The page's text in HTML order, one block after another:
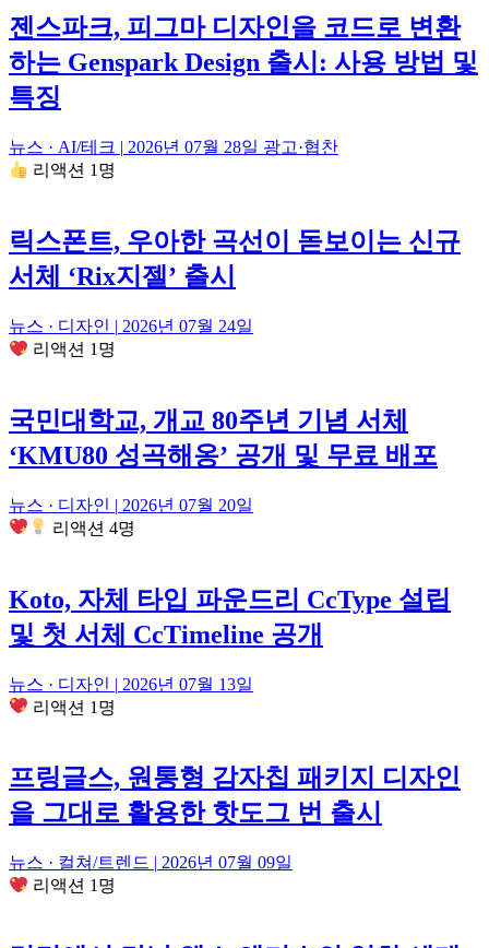
젠스파크, 피그마 디자인을 코드로 변환
하는 Genspark Design 출시: 사용 방법 및
특징
뉴스 · AI/테크 | 2026년 07월 28일 광고·협찬
리액션 1명
릭스폰트, 우아한 곡선이 돋보이는 신규
서체 ‘Rix지젤’ 출시
뉴스 · 디자인 | 2026년 07월 24일
리액션 1명
국민대학교, 개교 80주년 기념 서체
‘KMU80 성곡해옹’ 공개 및 무료 배포
뉴스 · 디자인 | 2026년 07월 20일
리액션 4명
Koto, 자체 타입 파운드리 CcType 설립
및 첫 서체 CcTimeline 공개
뉴스 · 디자인 | 2026년 07월 13일
리액션 1명
프링글스, 원통형 감자칩 패키지 디자인
을 그대로 활용한 핫도그 번 출시
뉴스 · 컬쳐/트렌드 | 2026년 07월 09일
리액션 1명